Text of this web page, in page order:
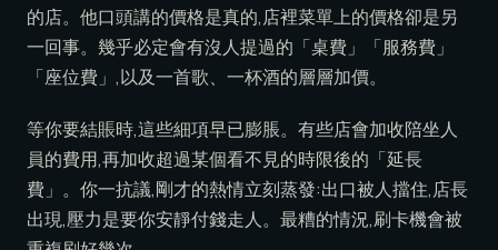
的店。他口頭講的價格是真的,店裡菜單上的價格卻是另
一回事。幾乎必定會有沒人提過的「桌費」「服務費」
「座位費」,以及一首歌、一杯酒的層層加價。
等你要結賬時,這些細項早已膨脹。有些店會加收陪坐人
員的費用,再加收超過某個看不見的時限後的「延長
費」。你一抗議,剛才的熱情立刻蒸發:出口被人擋住,店長
出現,壓力是要你安靜付錢走人。最糟的情況,刷卡機會被